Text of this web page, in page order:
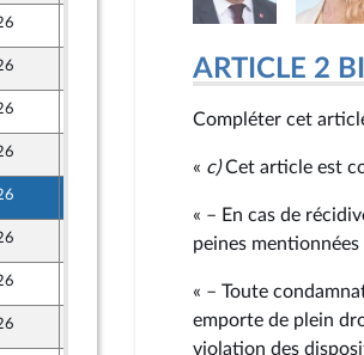
ARTICLE 2
Compléter cet
« c)Cet article est
« – En cas de
peines
« – Toute
emporte de plein
violation des